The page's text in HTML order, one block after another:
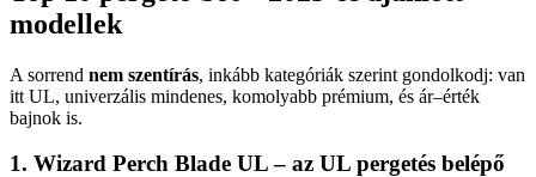
modellek
A sorrend nem szentírás, inkább kategóriák szerint gondolkodj: van
itt UL, univerzális mindenes, komolyabb prémium, és ár–érték
bajnok is.
1. Wizard Perch Blade UL – az UL pergetés belépő